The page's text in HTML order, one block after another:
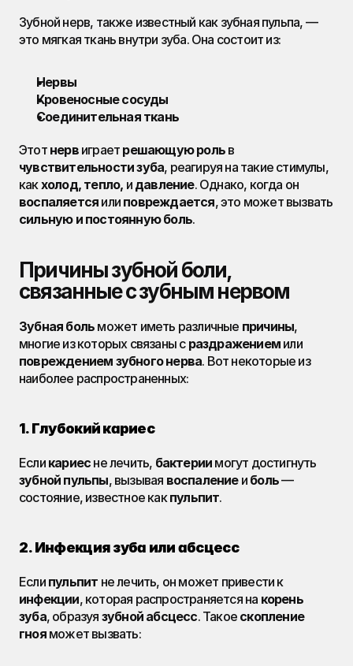
Зубной нерв, также известный как зубная пульпа, —
это мягкая ткань внутри зуба. Она состоит из:
Нервы
Кровеносные сосуды
Соединительная ткань
Этот нерв играет решающую роль
чувствительности зуба, реагируя на такие стимулы,
как холод, тепло, и давление
воспаляется или повреждается
сильную и постоянную боль.
Причины зубной боли,
связанные с зубным нервом
Зубная боль может иметь различные причины,
многие из которых связаны с раздражением
или
повреждением зубного нерва. Вот некоторые из
наиболее распространенных:
1. Глубокий кариес
Если кариес не лечить, бактерии
зубной пульпы, вызывая воспаление и боль —
состояние, известное как пульпит.
2. Инфекция зуба или абсцесс
Если пульпит
не лечить, он может привести к
инфекции, которая распространяется на корень
зуба, образуя зубной абсцесс. Такое скопление
гноя может вызвать: